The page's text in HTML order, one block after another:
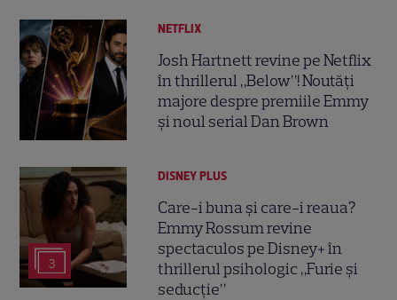
NETFLIX
Josh Hartnett revine pe Netflix
în thrillerul „Below”! Noutăți
majore despre premiile Emmy
și noul serial Dan Brown
3
DISNEY PLUS
Care-i buna și care-i reaua?
Emmy Rossum revine
spectaculos pe Disney+ în
thrillerul psihologic „Furie și
seducție”